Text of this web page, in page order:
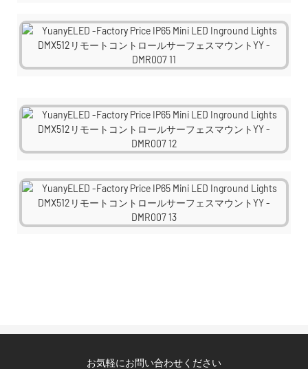
お気軽にお問い合わせください